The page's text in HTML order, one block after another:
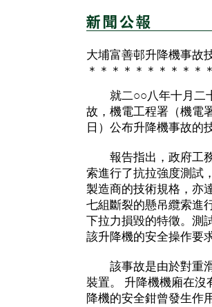
大埔富善邨升降機事故
＊＊＊＊＊＊＊＊＊＊
就二○○八年十月二十
故，機電工程署（機電
日）公布升降機事故的
報告指出，政府工務
索進行了抗拉強度測試
製造商的技術規格，亦
七組斷裂的懸吊纜索進
下拉力損毀的特徵。測
該升降機的安全操作要求
該事故是由於對重滑
裝置。 升降機機廂在
降機的安全鉗曾發生作